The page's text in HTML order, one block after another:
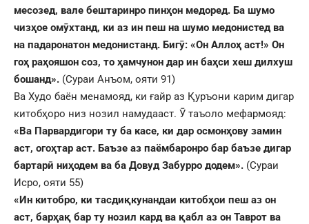
месозед, вале бештаринро пинҳон медоред. Ба шумо
чизҳое омӯхтанд, ки аз ин пеш на шумо медонистед ва
на падаронатон медонистанд. Бигӯ: «Он Аллоҳ аст!» Он
гоҳ раҳояшон соз, то ҳамчунон дар ин баҳси хеш дилхуш
бошанд». (Сураи Анъом, ояти 91)
Ва Худо баён менамояд, ки ғайр аз Қуръони карим дигар
китобҳоро низ нозил намудааст. Ӯ таъоло мефармояд:
«Ва Парвардигори ту ба касе, ки дар осмонҳову замин
аст, огоҳтар аст. Баъзе аз паёмбаронро бар баъзе дигар
бартарӣ ниҳодем ва ба Довуд Забурро додем». (Сураи
Исро, ояти 55)
«Ин китобро, ки тасдиқкунандаи китобҳои пеш аз он
аст, барҳақ бар ту нозил кард ва қабл аз он Таврот ва